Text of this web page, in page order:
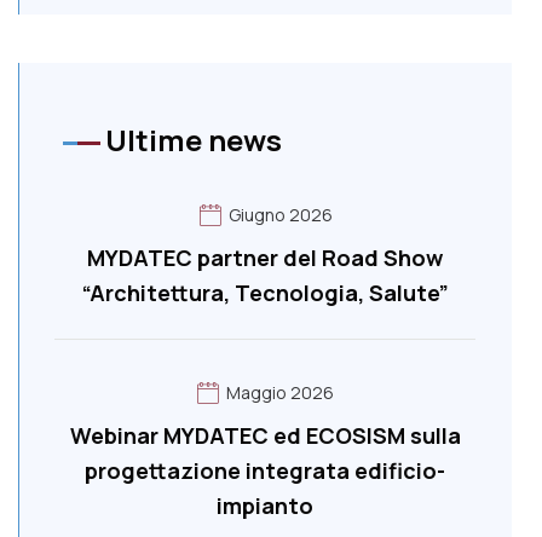
Ultime news
Giugno 2026
MYDATEC partner del Road Show
“Architettura, Tecnologia, Salute”
Maggio 2026
Webinar MYDATEC ed ECOSISM sulla
progettazione integrata edificio-
impianto